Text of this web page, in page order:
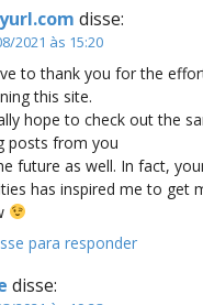
disse:
2021 às 15:20
to thank you for the
this site.
hope to check out the
posts from you
future as well. In fact,
has inspired me to get
para responder
disse: